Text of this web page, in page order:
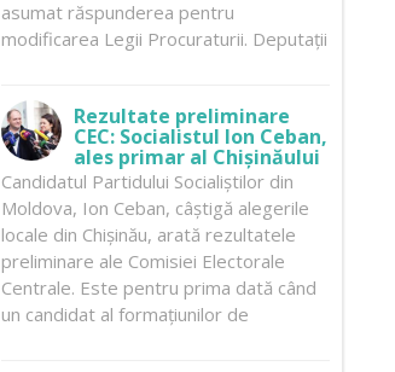
asumat răspunderea pentru
modificarea Legii Procuraturii. Deputații
Rezultate preliminare
CEC: Socialistul Ion Ceban,
ales primar al Chișinăului
Candidatul Partidului Socialiștilor din
Moldova, Ion Ceban, câștigă alegerile
locale din Chișinău, arată rezultatele
preliminare ale Comisiei Electorale
Centrale. Este pentru prima dată când
un candidat al formațiunilor de